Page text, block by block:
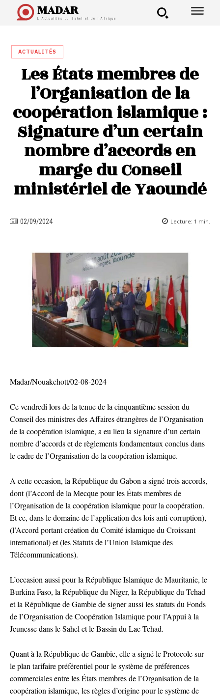
MADAR
L'Actualités du Sahel et de l'Afrique
ACTUALITÉS
Les États membres de
l’Organisation de la
coopération islamique :
Signature d’un certain
nombre d’accords en
marge du Conseil
ministériel de Yaoundé
02/09/2024 Lecture: 1 min.
Madar/Nouakchott/02-08-2024
Ce vendredi lors de la tenue de la cinquantième session du
Conseil des ministres des Affaires étrangères de l’Organisation
de la coopération islamique, a eu lieu la signature d’un certain
nombre d’accords et de règlements fondamentaux conclus dans
le cadre de l’Organisation de la coopération islamique.
A cette occasion, la République du Gabon a signé trois accords,
dont (l’Accord de la Mecque pour les États membres de
l’Organisation de la coopération islamique pour la coopération.
Et ce, dans le domaine de l’application des lois anti-corruption),
(l’Accord portant création du Comité islamique du Croissant
international) et (les Statuts de l’Union Islamique des
Télécommunications).
L’occasion aussi pour la République Islamique de Mauritanie, le
Burkina Faso, la République du Niger, la République du Tchad
et la République de Gambie de signer aussi les statuts du Fonds
de l’Organisation de Coopération Islamique pour l’Appui à la
Jeunesse dans le Sahel et le Bassin du Lac Tchad.
Quant à la République de Gambie, elle a signé le Protocole sur
le plan tarifaire préférentiel pour le système de préférences
commerciales entre les États membres de l’Organisation de la
coopération islamique, les règles d’origine pour le système de